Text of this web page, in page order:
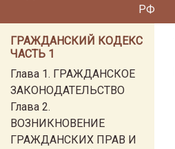
РФ
ГРАЖДАНСКИЙ КОДЕКС
ЧАСТЬ 1
Глава 1. ГРАЖДАНСКОЕ
ЗАКОНОДАТЕЛЬСТВО
Глава 2.
ВОЗНИКНОВЕНИЕ
ГРАЖДАНСКИХ ПРАВ И